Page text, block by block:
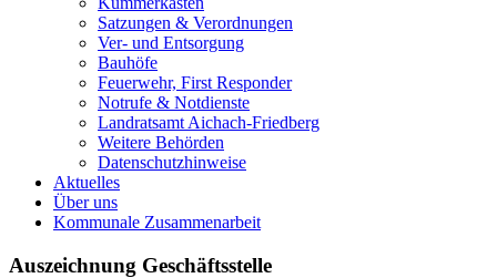
Satzungen & Verordnungen
Ver- und Entsorgung
Bauhöfe
Feuerwehr, First Responder
Notrufe & Notdienste
Landratsamt Aichach-Friedberg
Weitere Behörden
Datenschutzhinweise
Aktuelles
Über uns
Kommunale Zusammenarbeit
Auszeichnung Geschäftsstelle